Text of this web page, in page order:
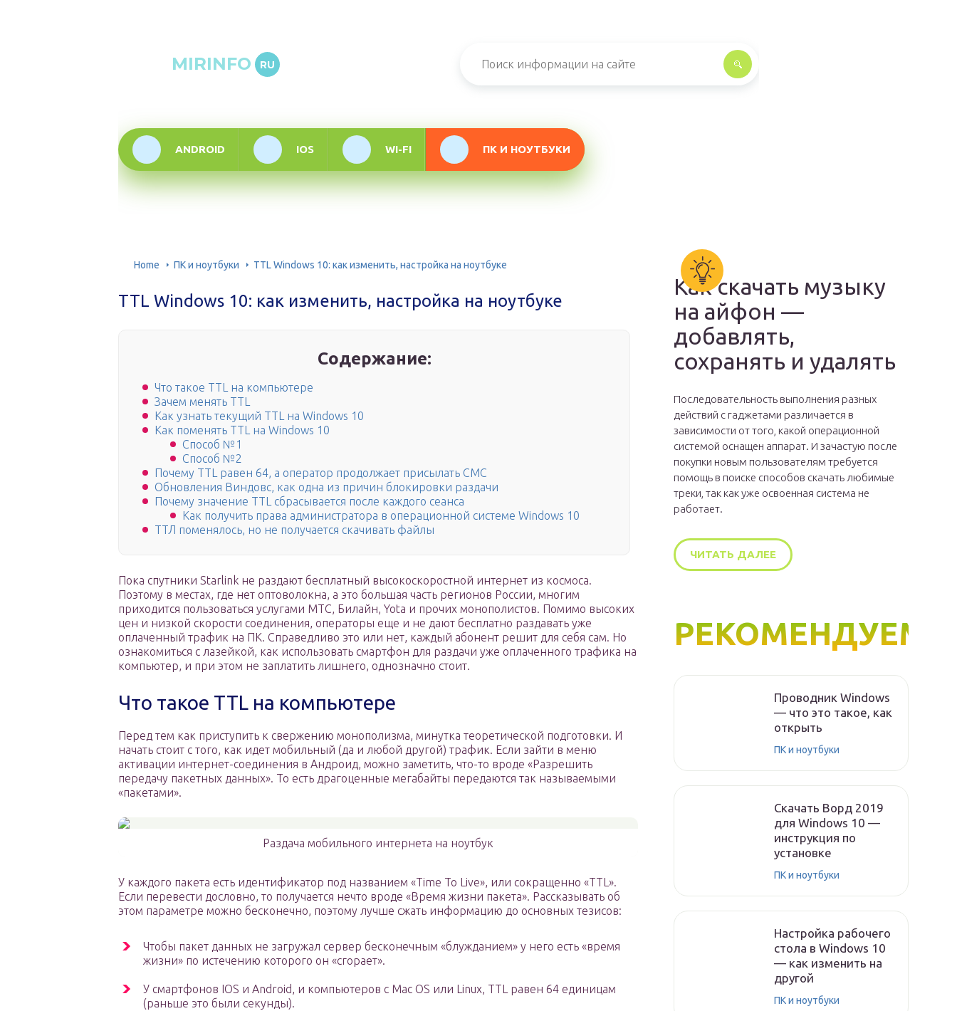
MIRINFO RU
ANDROID IOS WI-FI ПК И НОУТБУКИ
Home ПК и ноутбуки TTL Windows 10: как изменить, настройка на ноутбуке
TTL Windows 10: как изменить, настройка на ноутбуке
Содержание:
Что такое TTL на компьютере
Зачем менять TTL
Как узнать текущий TTL на Windows 10
Как поменять TTL на Windows 10
Способ №1
Способ №2
Почему TTL равен 64, а оператор продолжает присылать СМС
Обновления Виндовс, как одна из причин блокировки раздачи
Почему значение TTL сбрасывается после каждого сеанса
Как получить права администратора в операционной системе Windows 10
ТТЛ поменялось, но не получается скачивать файлы
Пока спутники Starlink не раздают бесплатный высокоскоростной интернет из космоса.
Поэтому в местах, где нет оптоволокна, а это большая часть регионов России, многим
приходится пользоваться услугами МТС, Билайн, Yota и прочих монополистов. Помимо высоких
цен и низкой скорости соединения, операторы еще и не дают бесплатно раздавать уже
оплаченный трафик на ПК. Справедливо это или нет, каждый абонент решит для себя сам. Но
ознакомиться с лазейкой, как использовать смартфон для раздачи уже оплаченного трафика на
компьютер, и при этом не заплатить лишнего, однозначно стоит.
Что такое TTL на компьютере
Перед тем как приступить к свержению монополизма, минутка теоретической подготовки. И
начать стоит с того, как идет мобильный (да и любой другой) трафик. Если зайти в меню
активации интернет-соединения в Андроид, можно заметить, что-то вроде «Разрешить
передачу пакетных данных». То есть драгоценные мегабайты передаются так называемыми
«пакетами».
Раздача мобильного интернета на ноутбук
У каждого пакета есть идентификатор под названием «Time To Live», или сокращенно «TTL».
Если перевести дословно, то получается нечто вроде «Время жизни пакета». Рассказывать об
этом параметре можно бесконечно, поэтому лучше сжать информацию до основных тезисов:
Чтобы пакет данных не загружал сервер бесконечным «блужданием» у него есть «время
жизни» по истечению которого он «сгорает».
У смартфонов IOS и Android, и компьютеров с Mac OS или Linux, TTL равен 64 единицам
(раньше это были секунды).
Как скачать музыку
на айфон —
добавлять,
сохранять и удалять
Последовательность выполнения разных
действий с гаджетами различается в
зависимости от того, какой операционной
системой оснащен аппарат. И зачастую после
покупки новым пользователям требуется
помощь в поиске способов скачать любимые
треки, так как уже освоенная система не
работает.
ЧИТАТЬ ДАЛЕЕ
РЕКОМЕНДУЕМ
Проводник Windows
— что это такое, как
открыть
ПК и ноутбуки
Скачать Ворд 2019
для Windows 10 —
инструкция по
установке
ПК и ноутбуки
Настройка рабочего
стола в Windows 10
— как изменить на
другой
ПК и ноутбуки